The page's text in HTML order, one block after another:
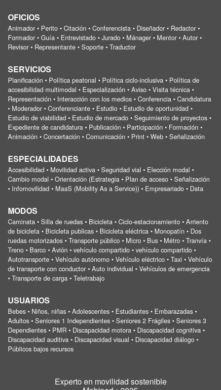
OFICIOS
Animador • Perito • Citación • Conferencista • Diseñador • Redactor •
Formador • Guía • Entrevistado • Jurado • Mánager • Mentor • Autor •
Revisor • Representante • Soporte • Traductor
SERVICIOS
Planificación • Política peatonal • Política ciclo-inclusiva • Política de
accesibilidad multimodal • Especialización • Aviso • Visita técnica •
Representación • Interacción con los medios • Conferencia • Candidatura
• Moderador • Conferenciante • Estudio • Estudio de oportunidad •
Estudio de viabilidad • Estudio de mercado • Seguimiento de proyectos •
Expediente de candidatura • Publicación • Participación • Formación •
Animación • Concertación • Comunicación • Print • Web • Señalización
ESPECIALIDADES
Accesibilidad • Movilidad activa • Seguridad vial • Elección modal •
Cambio modal • Orientación (Estrategia • Plan de acceso • Señalización
• Infomovilidad • MaaS (Mobility As a Service)) • Empresariado • Data
MODOS
Caminata • Silla de ruedas • Bicicleta • Ciclo-estacionamiento • Arriento
de bicicleta • Bicicleta publicas • Bicicleta eléctrica • Monopatín • Dos
ruedas motorizados • Transporte público • Micro • Bus • Métro • Tranvía •
Treno • Barco • Avión • vehículo compartido • vehículo compartido •
Autotransporte • Vehículo autónomo • Vehículo eléctrico • Taxi • Vehículo
de transporte con conductor • Auto individual • Vehículos de emergencia
• Transporte de carga • Teletrabajo
USUARIOS
Bebes • Niños, niñas • Adolescentes • Estudiantes • Embarazadas •
Adultos • Seniores 1 Independientes • Seniores 2 Frágiles • Seniores 3
Dependientes • PMR • Discapacidad motora • Discapacidad cognitiva •
Discapacidad auditiva • Discapacidad visual • Discapacidad diálogo •
Públicos bajos recursos
Experto en movilidad sostenible